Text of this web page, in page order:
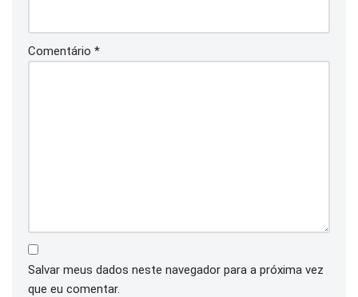
Comentário *
Salvar meus dados neste navegador para a próxima vez
que eu comentar.